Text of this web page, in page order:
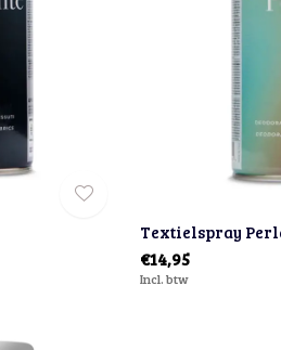
Textielspray
€14,95
Incl. btw